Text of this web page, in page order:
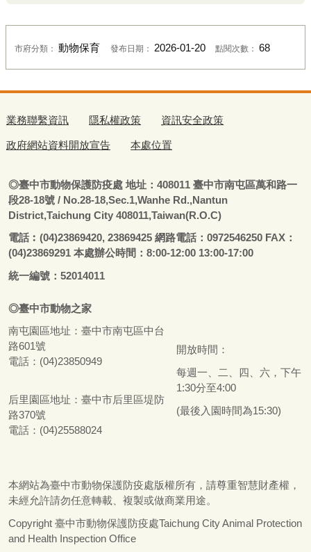
市府分類： 動物保育 發布日期： 2026-01-20 點閱次數：68
業務聯繫資訊 隱私權政策 資訊安全政策
政府網站資料開放宣告 本處位置
◎臺中市動物保護防疫處地址：408011 臺中市南屯區萬和路一
段28-18號 / No.28-18,Sec.1,Wanhe Rd.,Nantun
District,Taichung City 408011,Taiwan(R.O.C)
電話︰ (04)23869420, 23869425 網路電話：0972546250 FAX：
(04)23869291 本處辦公時間：8:00-12:00 13:00-17:00
統一編號：52014011
◎臺中市動物之家
南屯園區地址： 臺中市南屯區中台
路601號
電話：(04)23850949
后里園區地址： 臺中市后里區堤防
路370號
電話：(04)25588024
開放時間：
每週一、二、四、六，下午
1:30分至4:00
(最後入園時間為15:30)
本網站為臺中市動物保護防疫處版權所有，請尊重智慧財產權，
未經允許請勿任意轉載、複製或做商業用途。
Copyright 臺中市動物保護防疫處Taichung City Animal Protection
and Health Inspection Office